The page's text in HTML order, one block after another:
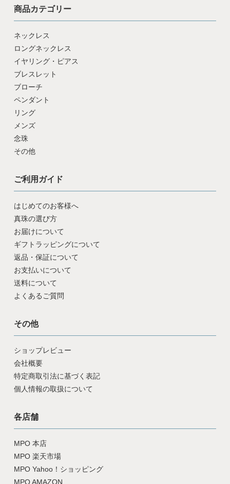
商品カテゴリー
ネックレス
ロングネックレス
イヤリング・ピアス
ブレスレット
ブローチ
ペンダント
リング
メンズ
念珠
その他
ご利用ガイド
はじめてのお客様へ
真珠の選び方
お届けについて
ギフトラッピングについて
返品・保証について
お支払いについて
送料について
よくあるご質問
その他
ショップレビュー
会社概要
特定商取引法に基づく表記
個人情報の取扱について
各店舗
MPO 本店
MPO 楽天市場
MPO Yahoo！ショッピング
MPO AMAZON